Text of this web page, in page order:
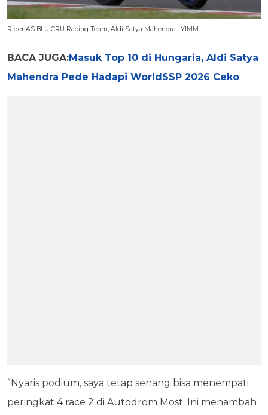
Rider AS BLU CRU Racing Team, Aldi Satya Mahendra--YIMM
BACA JUGA:Masuk Top 10 di Hungaria, Aldi Satya
Mahendra Pede Hadapi WorldSSP 2026 Ceko
”Nyaris podium, saya tetap senang bisa menempati
peringkat 4 race 2 di Autodrom Most. Ini menambah